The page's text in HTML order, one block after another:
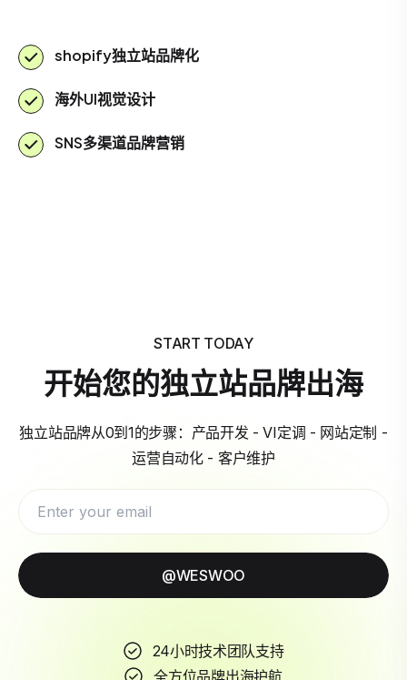
shopify独立站品牌化
海外UI视觉设计
SNS多渠道品牌营销
START TODAY
开始您的独立站品牌出海
独立站品牌从0到1的步骤：产品开发 - VI定调 - 网站定制 -
运营自动化 - 客户维护
@WESWOO
24小时技术团队支持
全方位品牌出海护航